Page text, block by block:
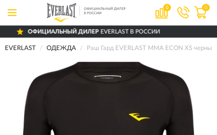
0 0
ДИЛЕРEVERLAST В РОССИИ
EVERLAST ОДЕЖДА Раш Гард EVERLAST MMA ECON XS черный